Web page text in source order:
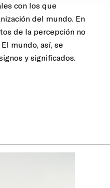
con los que
del mundo. En
de la percepción no
mundo, así, se
y significados.